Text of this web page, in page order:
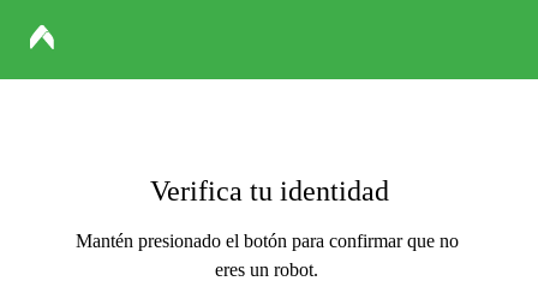
Verifica tu identidad
Mantén presionado el botón para confirmar que no
eres un robot.